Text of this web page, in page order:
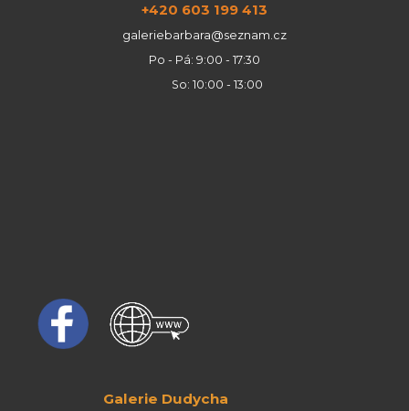
+420 603 199 413
galeriebarbara@seznam.cz
Po - Pá: 9:00 - 17:30
So: 10:00 - 13:00
Galerie Dudycha